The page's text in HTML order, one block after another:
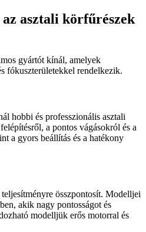
asztali körfűrészek
gyártót kínál, amelyek
fókuszterületekkel rendelkezik.
hobbi és professzionális asztali
a pontos vágásokról és a
a gyors beállítás és a hatékony
összpontosít. Modelljei
akik nagy pontosságot és
modelljük erős motorral és